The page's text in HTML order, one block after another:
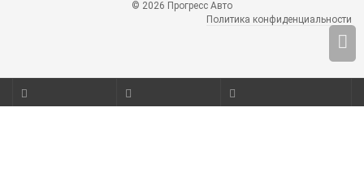
© 2026 Прогресс Авто
Политика конфиденциальности